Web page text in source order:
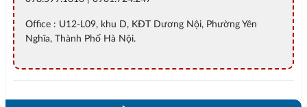
Office : U12-L09, khu D, KĐT Dương Nội, Phường Yên
Nghĩa, Thành Phố Hà Nội.